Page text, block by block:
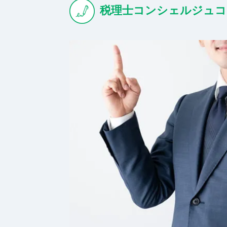
税理士コンシェルジュ